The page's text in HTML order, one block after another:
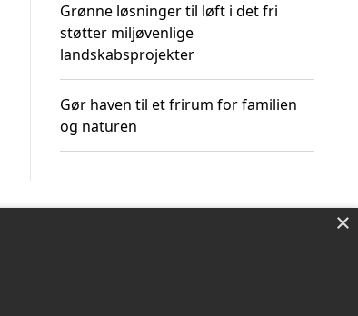
Grønne løsninger til løft i det fri
støtter miljøvenlige
landskabsprojekter
Gør haven til et frirum for familien
og naturen
×